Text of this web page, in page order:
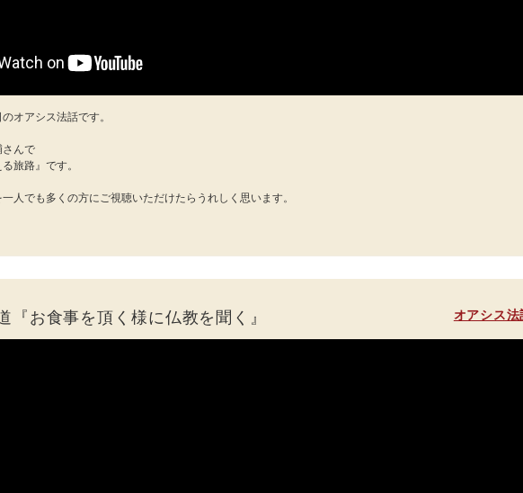
オアシス法話です。
んで
旅路』です。
人でも多くの方にご視聴いただけたらうれしく思います。
『お食事を頂く様に仏教を聞く』 オアシス法